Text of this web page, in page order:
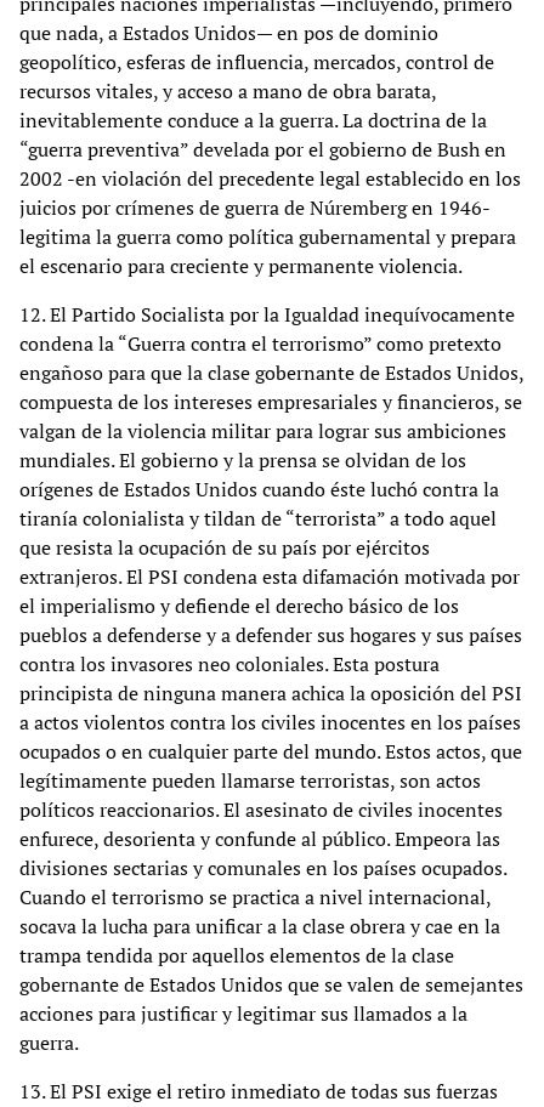
que nada, a Estados Unidos— en pos de dominio
geopolítico, esferas de influencia, mercados, control de
recursos vitales, y acceso a mano de obra barata,
inevitablemente conduce a la guerra. La doctrina de la
“guerra preventiva” develada por el gobierno de Bush en
2002 -en violación del precedente legal establecido en los
juicios por crímenes de guerra de Núremberg en 1946-
legitima la guerra como política gubernamental y prepara
el escenario para creciente y permanente violencia.
12. El Partido Socialista por la Igualdad inequívocamente
condena la “Guerra contra el terrorismo” como pretexto
engañoso para que la clase gobernante de Estados Unidos,
compuesta de los intereses empresariales y financieros, se
valgan de la violencia militar para lograr sus ambiciones
mundiales. El gobierno y la prensa se olvidan de los
orígenes de Estados Unidos cuando éste luchó contra la
tiranía colonialista y tildan de “terrorista” a todo aquel
que resista la ocupación de su país por ejércitos
extranjeros. El PSI condena esta difamación motivada por
el imperialismo y defiende el derecho básico de los
pueblos a defenderse y a defender sus hogares y sus países
contra los invasores neo coloniales. Esta postura
principista de ninguna manera achica la oposición del PSI
a actos violentos contra los civiles inocentes en los países
ocupados o en cualquier parte del mundo. Estos actos, que
legítimamente pueden llamarse terroristas, son actos
políticos reaccionarios. El asesinato de civiles inocentes
enfurece, desorienta y confunde al público. Empeora las
divisiones sectarias y comunales en los países ocupados.
Cuando el terrorismo se practica a nivel internacional,
socava la lucha para unificar a la clase obrera y cae en la
trampa tendida por aquellos elementos de la clase
gobernante de Estados Unidos que se valen de semejantes
acciones para justificar y legitimar sus llamados a la
guerra.
13. El PSI exige el retiro inmediato de todas sus fuerzas